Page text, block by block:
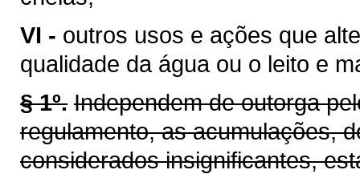
VI - outros usos e ações que
qualidade da água ou o leito e
§ 1º. Independem de outorga
regulamento, as acumulações,
considerados insignificantes,